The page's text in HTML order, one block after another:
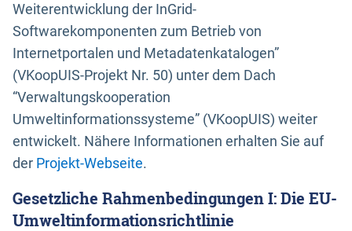
Weiterentwicklung der InGrid-
Softwarekomponenten zum Betrieb von
Internetportalen und Metadatenkatalogen”
(VKoopUIS-Projekt Nr. 50) unter dem Dach
“Verwaltungskooperation
Umweltinformationssysteme” (VKoopUIS) weiter
entwickelt. Nähere Informationen erhalten Sie auf
der Projekt-Webseite.
Gesetzliche Rahmenbedingungen I: Die EU-
Umweltinformationsrichtlinie